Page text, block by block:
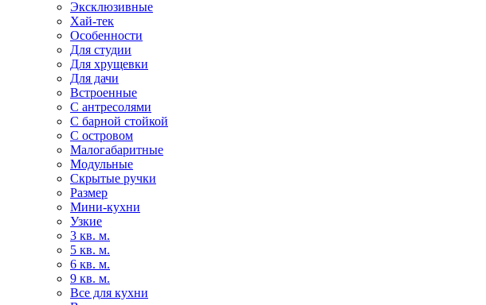
Эксклюзивные
Хай-тек
Особенности
Для студии
Для хрущевки
Для дачи
Встроенные
С антресолями
С барной стойкой
С островом
Малогабаритные
Модульные
Скрытые ручки
Размер
Мини-кухни
Узкие
3 кв. м.
5 кв. м.
6 кв. м.
9 кв. м.
Все для кухни